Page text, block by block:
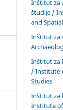
Inštitut za
študije /
and
Inštitut za
Inštitut za
/ Institute
Studies
Inštitut za
Institute